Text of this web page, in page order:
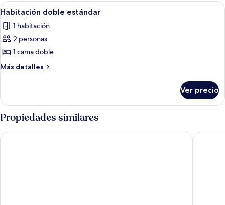
Abrir
todas
las
fotos
de
Habitación
Una cama bien hecha con ropa de
8
Habitación doble estándar
1 habitación
2 personas
1 cama doble
Más detalles
Más
doble
estándar
Ver precio
Propiedades similares
Assab International Hotel Ruftana